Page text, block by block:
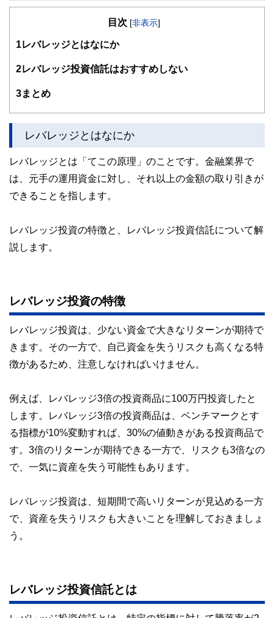
知識がない方でも理解できるようわかりやすく発信していま
得者を中心に「お金や暮らし」に関する書籍・雑誌の編集経
験者で構成され、企画立案から記事掲載まですべての工程に
ドバイザー、DCプランナー、公認会計士、社会保険労務
士、行政書士、投資アナリスト、キャリアコンサルタントな
かしく感じられる年金や税金、相続、保険、ローンなどの話
をわかりやすく発信している点です。
このように編集経験豊富なメンバーと金融や経済に精通した
な情報発信を実現しています。
目次 [非表示]
1 レバレッジとはなにか
2レバレッジ投資信託はおすすめしない
3まとめ
レバレッジとはなにか
レバレッジとは「てこの原理」のことです。金融業界で
は、元手の運用資金に対し、それ以上の金額の取り引きが
できることを指します。
レバレッジ投資の特徴と、レバレッジ投資信託について解
説します。
レバレッジ投資の特徴
レバレッジ投資は、少ない資金で大きなリターンが期待で
きます。その一方で、自己資金を失うリスクも高くなる特
徴があるため、注意しなければいけません。
例えば、レバレッジ3倍の投資商品に100万円投資したと
します。レバレッジ3倍の投資商品は、ベンチマークとす
る指標が10%変動すれば、30%の値動きがある投資商品で
す。3倍のリターンが期待できる一方で、リスクも3倍なの
で、一気に資産を失う可能性もあります。
レバレッジ投資は、短期間で高いリターンが見込める一方
で、資産を失うリスクも大きいことを理解しておきましょ
う。
レバレッジ投資信託とは